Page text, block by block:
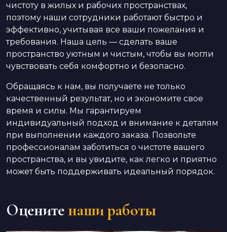
чистоту в жилых и рабочих пространствах,
поэтому наши сотрудники работают быстро и
эффективно, учитывая все ваши пожелания и
требования. Наша цель — сделать ваше
пространство уютным и чистым, чтобы вы могли
чувствовать себя комфортно и безопасно.
Обращаясь к нам, вы получаете не только
качественный результат, но и экономите свое
время и силы. Мы гарантируем
индивидуальный подход и внимание к деталям
при выполнении каждого заказа. Позвольте
профессионалам заботиться о чистоте вашего
пространства, и вы увидите, как легко и приятно
может быть поддерживать идеальный порядок.
Оцените наши работы